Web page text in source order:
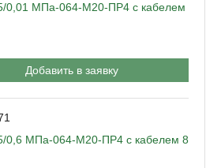
МПа-064-М20-ПР4 с кабелем
Добавить в заявку
МПа-064-М20-ПР4 с кабелем 8